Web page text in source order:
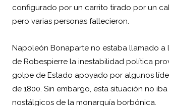
configurado por un carrito tirado por un
pero varias personas fallecieron.
Napoleón Bonaparte no estaba llamado a
de Robespierre la inestabilidad política
golpe de Estado apoyado por algunos
de 1800. Sin embargo, esta situación no
nostálgicos de la monarquía borbónica.